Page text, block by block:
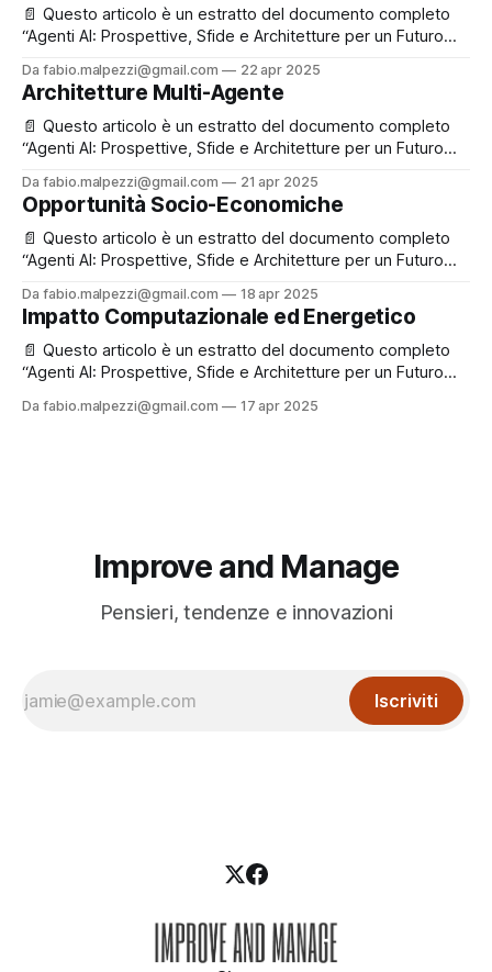
📄 Questo articolo è un estratto del documento completo
“Agenti AI: Prospettive, Sfide e Architetture per un Futuro
liberamente in fondo alla pagina. ✉️ Se ti va, registrati
gratuitamente: così potremo rimanere in contatto e
aggiornarti su nuovi contenuti e iniziative! Ultimo articolo
della
Da fabio.malpezzi@gmail.com 22 apr 2025
Architetture Multi-Agente
📄 Questo articolo è un estratto del documento completo
“Agenti AI: Prospettive, Sfide e Architetture per un Futuro
liberamente in fondo alla pagina. ✉️ Se ti va, registrati
gratuitamente: così potremo rimanere in contatto e
aggiornarti su nuovi contenuti e iniziative! Perché “multi-
agente”
Da fabio.malpezzi@gmail.com 21 apr 2025
Opportunità Socio-Economiche
📄 Questo articolo è un estratto del documento completo
“Agenti AI: Prospettive, Sfide e Architetture per un Futuro
liberamente in fondo alla pagina. ✉️ Se ti va, registrati
gratuitamente: così potremo rimanere in contatto e
aggiornarti su nuovi contenuti e iniziative! Applicazioni
chiave nei
Da fabio.malpezzi@gmail.com 18 apr 2025
Impatto Computazionale ed Energetico
📄 Questo articolo è un estratto del documento completo
“Agenti AI: Prospettive, Sfide e Architetture per un Futuro
liberamente in fondo alla pagina. ✉️ Se ti va, registrati
Da fabio.malpezzi@gmail.com 17 apr 2025
Improve and Manage
Pensieri, tendenze e innovazioni
Iscriviti